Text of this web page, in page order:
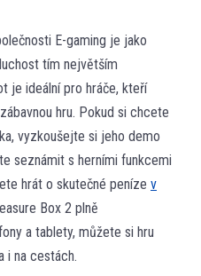
E-gaming je jako
tím největším
je ideální pro hráče, kteří
hru. Pokud si chcete
vyzkoušejte si jeho demo
seznámit s herními funkcemi
hrát o skutečné peníze v
Box 2 plně
a tablety, můžete si hru
i na cestách.